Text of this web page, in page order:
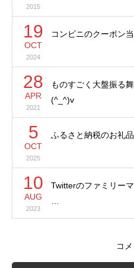
2015
19
OCT
2024
コンビニのクーポン
28
APR
2021
ものすごく大盤振る
(^_^)v
5
OCT
2025
ふるさと納税のお礼
10
AUG
2023
Twitterのファミリー
コ